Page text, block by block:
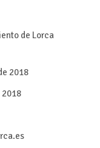
de Lorca
2018